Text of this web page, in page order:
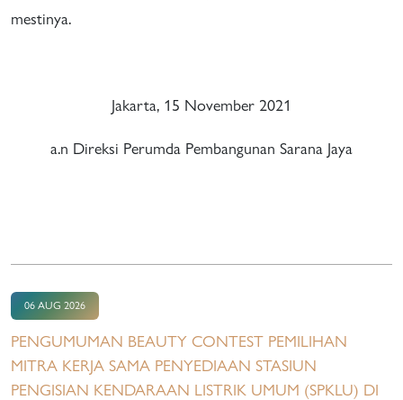
mestinya.
Jakarta, 15 November 2021
a.n Direksi Perumda Pembangunan Sarana Jaya
06 AUG 2026
PENGUMUMAN BEAUTY CONTEST PEMILIHAN
MITRA KERJA SAMA PENYEDIAAN STASIUN
PENGISIAN KENDARAAN LISTRIK UMUM (SPKLU) DI